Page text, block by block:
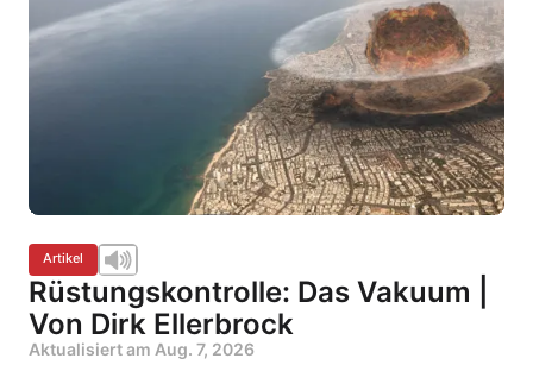
Artikel
Rüstungskontrolle: Das Vakuum |
Von Dirk Ellerbrock
Aktualisiert am Aug. 7, 2026